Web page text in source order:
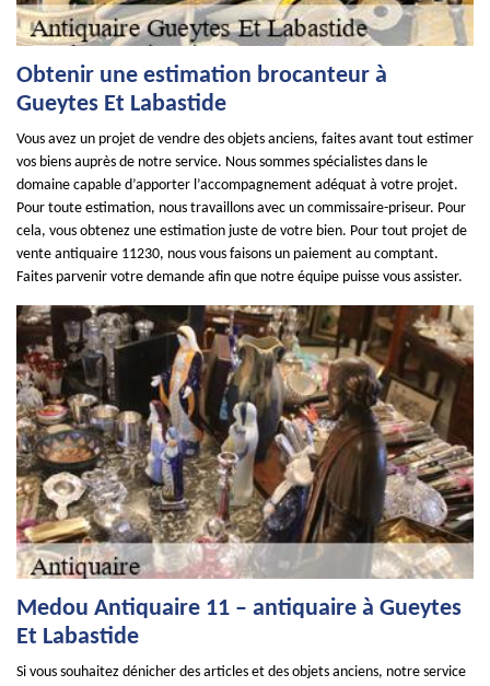
Obtenir une estimation brocanteur à
Gueytes Et Labastide
Vous avez un projet de vendre des objets anciens, faites avant tout estimer
vos biens auprès de notre service. Nous sommes spécialistes dans le
domaine capable d’apporter l’accompagnement adéquat à votre projet.
Pour toute estimation, nous travaillons avec un commissaire-priseur. Pour
cela, vous obtenez une estimation juste de votre bien. Pour tout projet de
vente antiquaire 11230, nous vous faisons un paiement au comptant.
Faites parvenir votre demande afin que notre équipe puisse vous assister.
Medou Antiquaire 11 – antiquaire à Gueytes
Et Labastide
Si vous souhaitez dénicher des articles et des objets anciens, notre service